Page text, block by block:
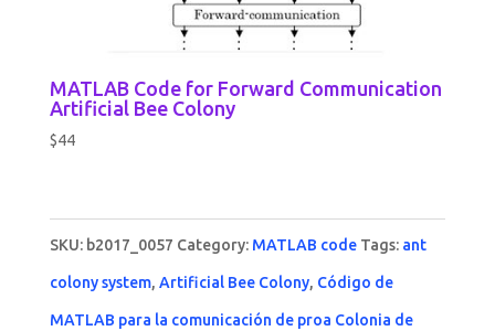
MATLAB Code for Forward Communication
Artificial Bee Colony
$44
SKU: b2017_0057 Category: MATLAB code Tags: ant
colony system, Artificial Bee Colony, Código de
MATLAB para la comunicación de proa Colonia de